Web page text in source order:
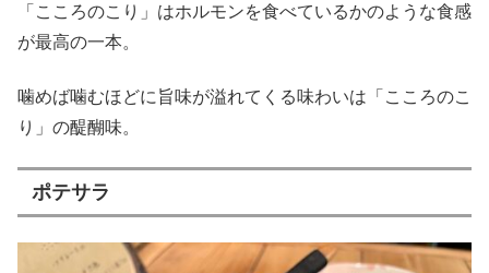
「こころのこり」はホルモンを食べているかのような食感
が最高の一本。
噛めば噛むほどに旨味が溢れてくる味わいは「こころのこ
り」の醍醐味。
ポテサラ